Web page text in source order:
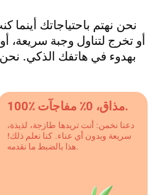
نحن نهتم باحتياجاتك
أو تخرج لتناول وجبة سريعة،
بهدوء في هاتفك الذكي.
100٪ مذاق، 0٪ مفاجآت.
دعنا نخمن: أنت تريدها طازجة، لذيذة،
سريعة وبدون أي عناء. كنا نعلم ذلك!
هذا بالضبط ما نقدمه.